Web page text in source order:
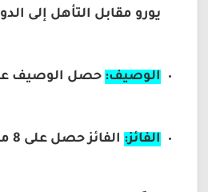
يورو مقابل التأهل إلى
الوصيف: حصل الوصيف على 5 ملايين
الفائز: الفائز حصل على 8 مليون يورو.